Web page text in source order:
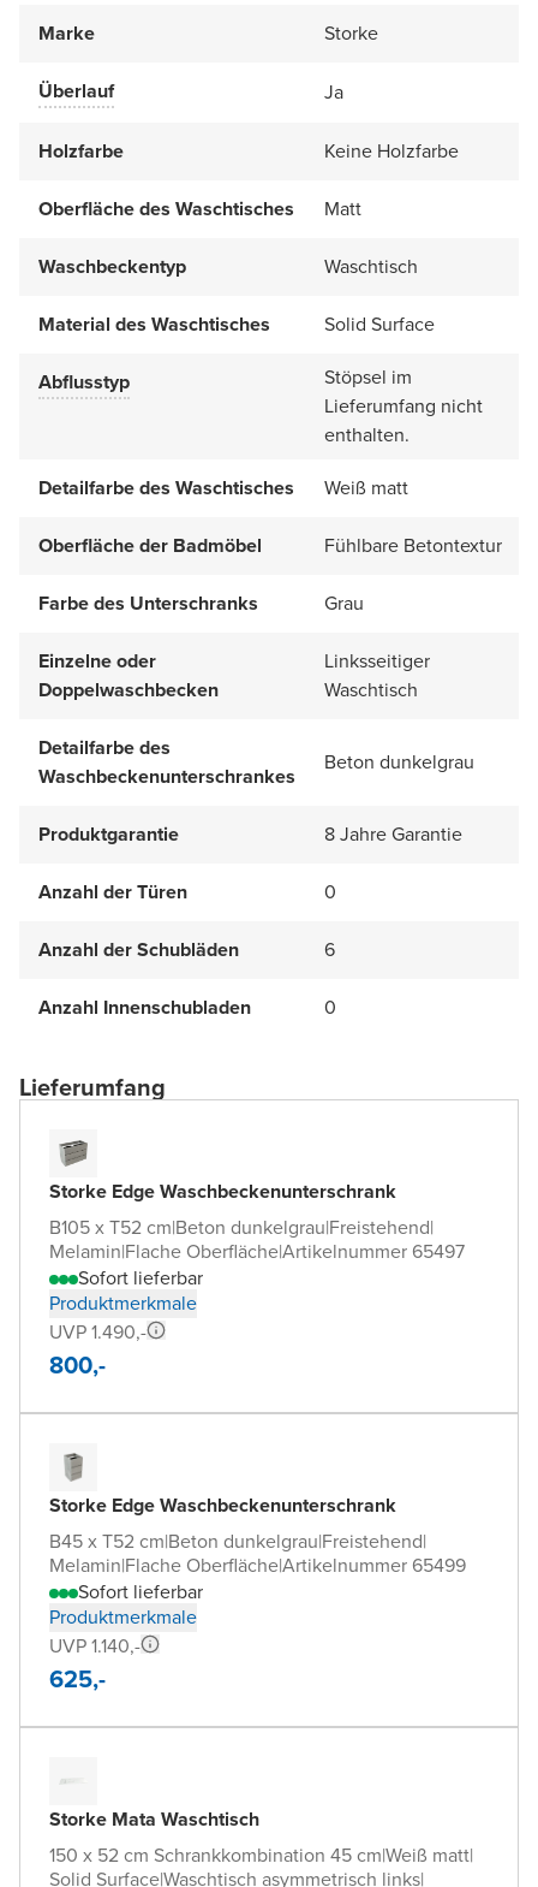
Marke Storke
Überlauf Ja
Holzfarbe Keine Holzfarbe
Oberfläche des Waschtisches Matt
Waschbeckentyp Waschtisch
Material des Waschtisches Solid Surface
Abflusstyp
Stöpsel im
Lieferumfang nicht
enthalten.
Detailfarbe des Waschtisches
Weiß matt
Oberfläche der Badmöbel Fühlbare Betontextur
Farbe des Unterschranks Grau
Einzelne oder
Doppelwaschbecken
Linksseitiger
Waschtisch
Detailfarbe des
Waschbeckenunterschrankes
Beton dunkelgrau
Produktgarantie 8 Jahre Garantie
Anzahl der Türen 0
Anzahl der Schubläden 6
Anzahl Innenschubladen 0
Lieferumfang
Storke Edge Waschbeckenunterschrank
B105 x T52 cm|Beton dunkelgrau|Freistehend|
Melamin|Flache Oberfläche|Artikelnummer 65497
Sofort lieferbar
Produktmerkmale
UVP 1.490,-
800,-
Storke Edge Waschbeckenunterschrank
B45 x T52 cm|Beton dunkelgrau|Freistehend|
Melamin|Flache Oberfläche|Artikelnummer 65499
Sofort lieferbar
Produktmerkmale
UVP 1.140,-
625,-
Storke Mata Waschtisch
150 x 52 cm Schrankkombination 45 cm|Weiß matt|
Solid Surface|Waschtisch asymmetrisch links|